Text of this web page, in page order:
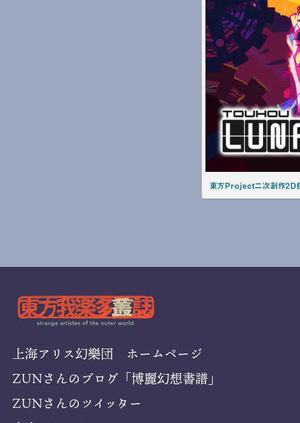
東方Project二次創作2D
上海アリス幻樂団 ホームページ
ZUNさんのブログ「博麗幻想書譜」
ZUNさんのツイッター